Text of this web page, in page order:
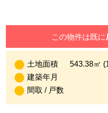
この物件は既に
土地面積
543.38㎡
建築年月
間取 / 戸数